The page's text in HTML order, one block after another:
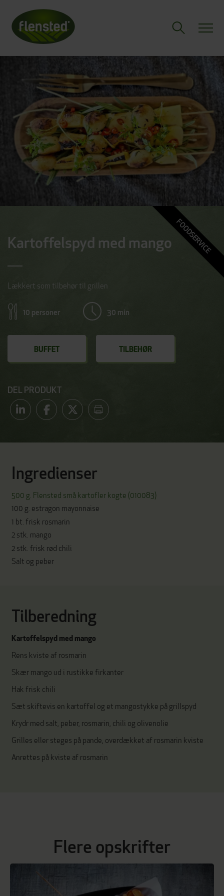
FOODSERVICE
Kartoffelspyd med mango
Lækkert som tilbehør til grillen
10 personer 30 min
BUFFET TILBEHØR
DEL PRODUKT
Ingredienser
500 g. Flensted små kartofler kogte (010083)
100 g. estragon mayonnaise
1 bt. frisk rosmarin
2 stk. mango
2 stk. frisk rød chili
Salt og peber
Tilberedning
Kartoffelspyd med mango
Rens kviste af rosmarin
Skær mango ud i rustikke firkanter
Hak frisk chili
Sæt skiftevis en kartoffel og et mangostykke på grillspyd
Krydr med salt, peber, rosmarin, chili og olivenolie
Grilles eller steges på pande, overdækket af rosmarin kviste
Anrettes på kviste af rosmarin
Flere opskrifter